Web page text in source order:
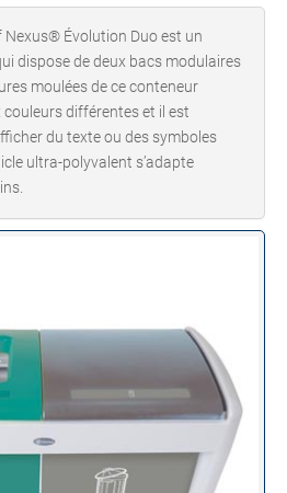
Nexus® Évolution Duo est un
dispose de deux bacs modulaires
moulées de ce conteneur
différentes et il est
du texte ou des symboles
ultra-polyvalent s’adapte